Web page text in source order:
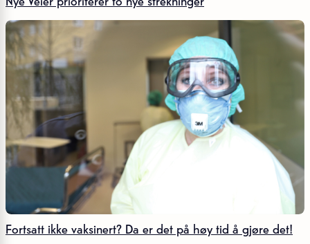
Fortsatt ikke vaksinert? Da er det på høy tid å gjøre det!